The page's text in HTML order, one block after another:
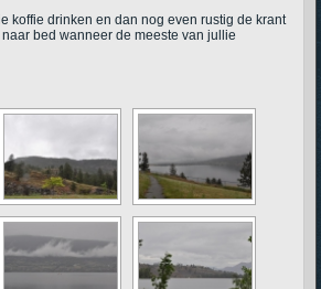
koffie drinken en dan nog even rustig de krant
bed wanneer de meeste van jullie